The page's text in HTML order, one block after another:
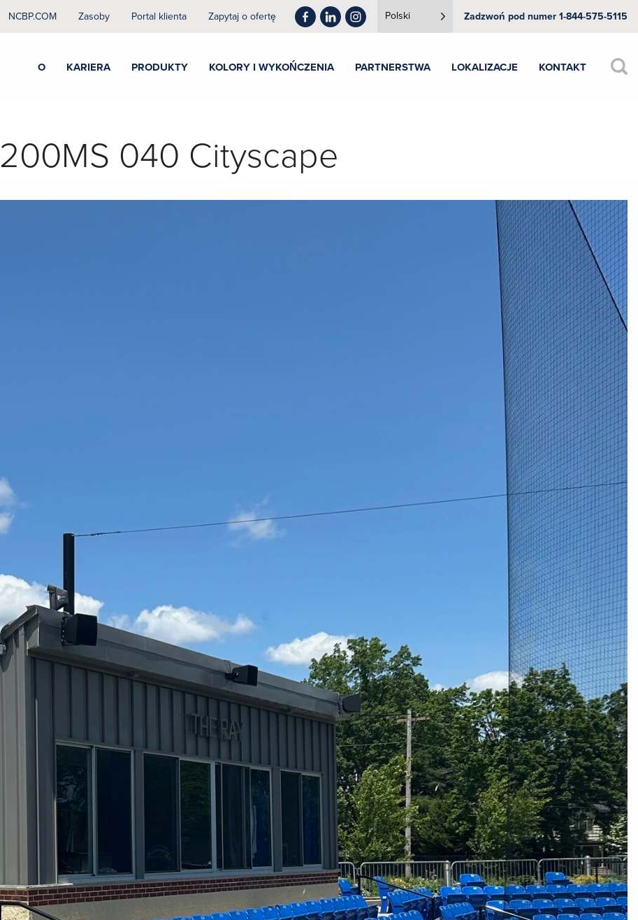
NCBP.COM Zasoby Portal klienta Zapytaj o ofertę Polski Zadzwoń pod numer 1-844-575-5115
O KARIERA PRODUKTY KOLORY I WYKOŃCZENIA PARTNERSTWA LOKALIZACJE KONTAKT
200MS 040 Cityscape